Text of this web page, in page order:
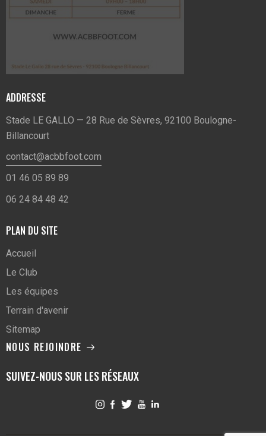
ADDRESSE
Stade LE GALLO — 28 Rue de Sèvres, 92100 Boulogne-
Billancourt
contact@acbbfoot.com
01 46 05 89 89
06 24 84 48 42
PLAN DU SITE
Accueil
Le Club
Les équipes
Terrain d'avenir
Sitemap
NOUS REJOINDRE
SUIVEZ-NOUS SUR LES RÉSEAUX